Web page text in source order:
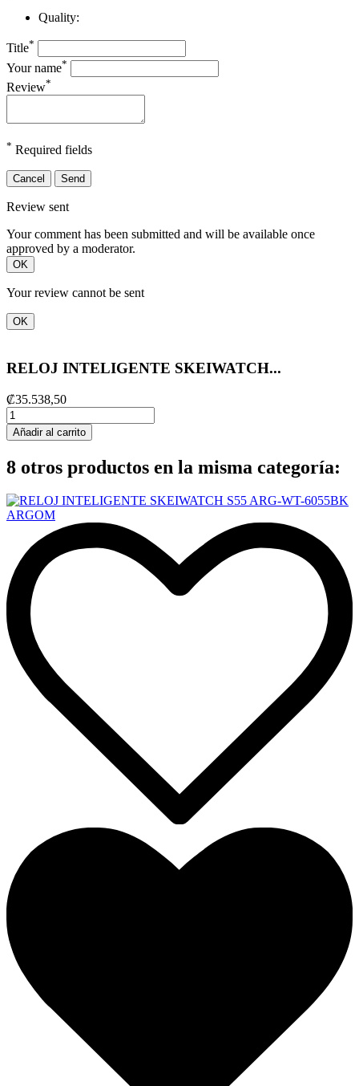
Quality:
Title*
Your name*
Review*
* Required fields
Cancel Send
Review sent
Your comment has been submitted and will be available once
approved by a moderator.
OK
Your review cannot be sent
OK
RELOJ INTELIGENTE SKEIWATCH...
₡35.538,50
Añadir al carrito
8 otros productos en la misma categoría: